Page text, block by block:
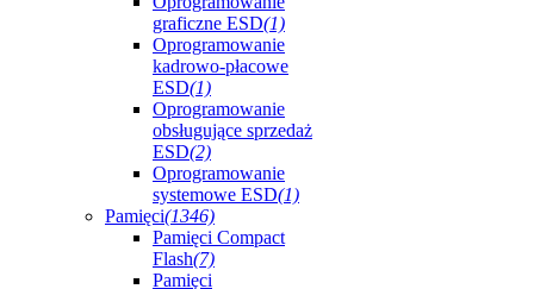
graficzne ESD(1)
Oprogramowanie
kadrowo-płacowe
ESD(1)
Oprogramowanie
obsługujące sprzedaż
ESD(2)
Oprogramowanie
systemowe ESD(1)
Pamięci(1346)
Pamięci Compact
Flash(7)
Pamięci